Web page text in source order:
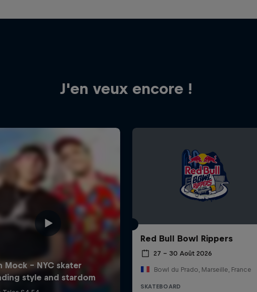
J'en veux encore !
Red Bull Bowl Rippers
27 – 30 Août 2026
Bowl du Prado, Marseille, France
SKATEBOARD